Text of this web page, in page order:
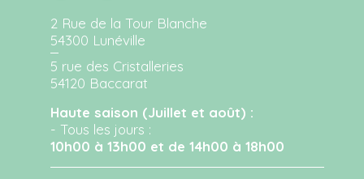
2 Rue de la Tour Blanche
54300 Lunéville
5 rue des Cristalleries
54120 Baccarat
Haute saison (Juillet et août) :
- Tous les jours :
10h00 à 13h00 et de 14h00 à 18h00